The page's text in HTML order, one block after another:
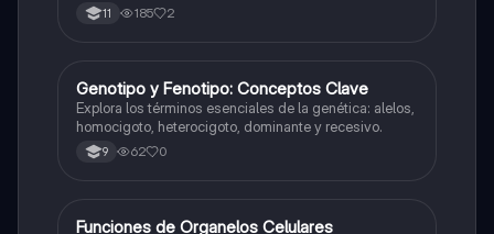
11 185 2
GBiologia
Genotipo y Fenotipo: Conceptos Clave
Explora los términos esenciales de la genética: alelos,
homocigoto, heterocigoto, dominante y recesivo.
9 62 0
Biologia
Funciones de Organelos Celulares